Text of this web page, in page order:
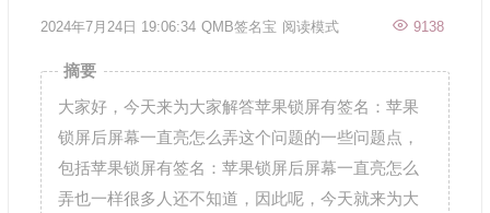
2024年7月24日 19:06:34 QMB签名宝 9138
阅读模式
摘要
大家好，今天来为大家解答苹果锁屏有签名：苹果
锁屏后屏幕一直亮怎么弄这个问题的一些问题点，
包括苹果锁屏有签名：苹果锁屏后屏幕一直亮怎么
弄也一样很多人还不知道，因此呢，今天就来为大